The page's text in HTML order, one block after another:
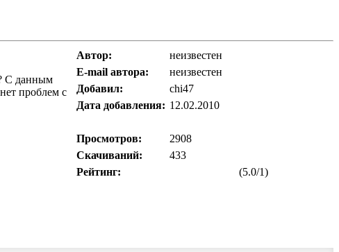
Автор:
неизвестен
E-mail автора:
неизвестен
Добавил:
chi47
Дата добавления: 12.02.2010
Просмотров:
2908
Скачиваний:
433
Рейтинг:
(5.0/1)
С данным
проблем с